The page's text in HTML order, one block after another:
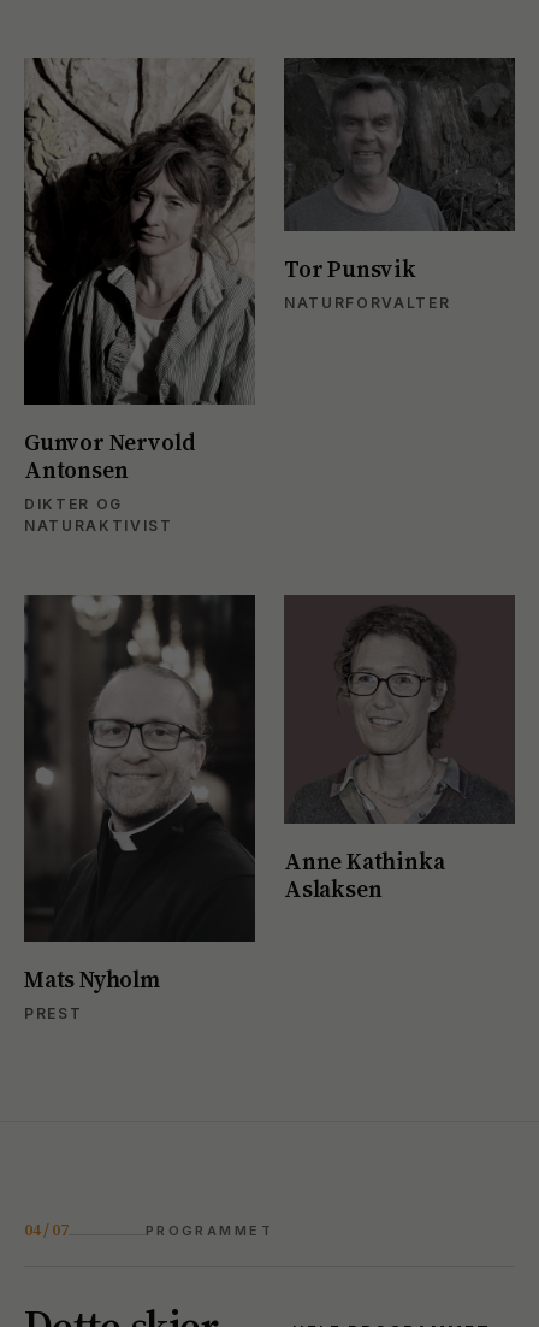
Gunvor Nervold
Antonsen
DIKTER OG
NATURAKTIVIST
Tor Punsvik
NATURFORVALTER
Mats Nyholm
PREST
Anne Kathinka
Aslaksen
04 / 07 PROGRAMMET